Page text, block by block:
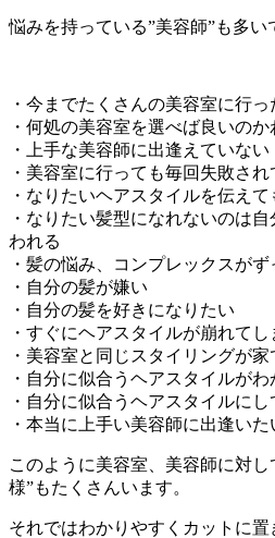
悩みを持っている”美容師”も多い
・今までたくさんの美容室に行
・何処の美容室を選べば良いの
・上手な美容師に出逢えていない
・美容室に行っても毎回失敗され
・なりたいヘアスタイルを伝え
・なりたい髪型になれないのは
われる
・髪の悩み、コンプレックスが
・自分の髪が嫌い
・自分の髪を好きになりたい
・すぐにヘアスタイルが崩れてし
・美容室と同じスタイリングが
・自分に似合うヘアスタイルがわ
・自分に似合うヘアスタイルにし
・本当に上手い美容師に出逢いた
このように美容室、美容師に対
様”もたくさんいます。
それではわかりやすくカットに